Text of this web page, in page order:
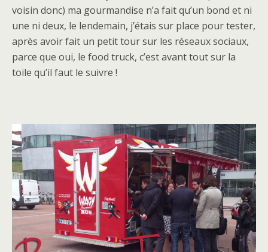
voisin donc) ma gourmandise n’a fait qu’un bond et ni
une ni deux, le lendemain, j’étais sur place pour tester,
après avoir fait un petit tour sur les réseaux sociaux,
parce que oui, le food truck, c’est avant tout sur la
toile qu’il faut le suivre !